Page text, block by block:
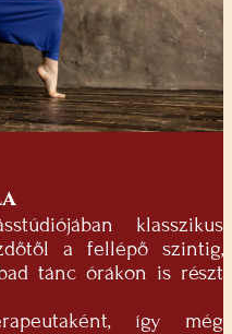
klasszikus
a fellépő szintig,
tánc órákon is részt
így még